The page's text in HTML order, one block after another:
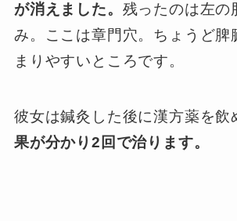
が消えました。 残ったのは左の
み。ここは章門穴。ちょうど脾
まりやすいところです。
彼女は鍼灸した後に漢方薬を飲
果が分かり2回で治ります。